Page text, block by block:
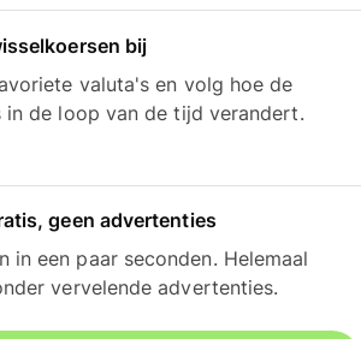
bij
valuta's en volg hoe de
in de loop van de tijd verandert.
geen advertenties
in een paar seconden. Helemaal
vervelende advertenties.